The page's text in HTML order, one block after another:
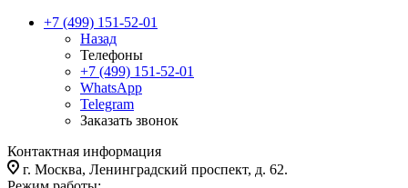
+7 (499) 151-52-01
Назад
Телефоны
+7 (499) 151-52-01
WhatsApp
Telegram
Заказать звонок
Контактная информация
г. Москва, Ленинградский проспект, д. 62.